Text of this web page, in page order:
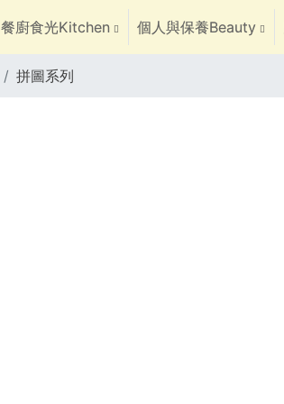
餐廚食光Kitchen 個人與保養Beauty
拼圖系列